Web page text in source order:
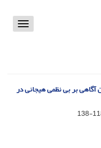
Toggle
آگاهی بر بی نظمی هیجانی در